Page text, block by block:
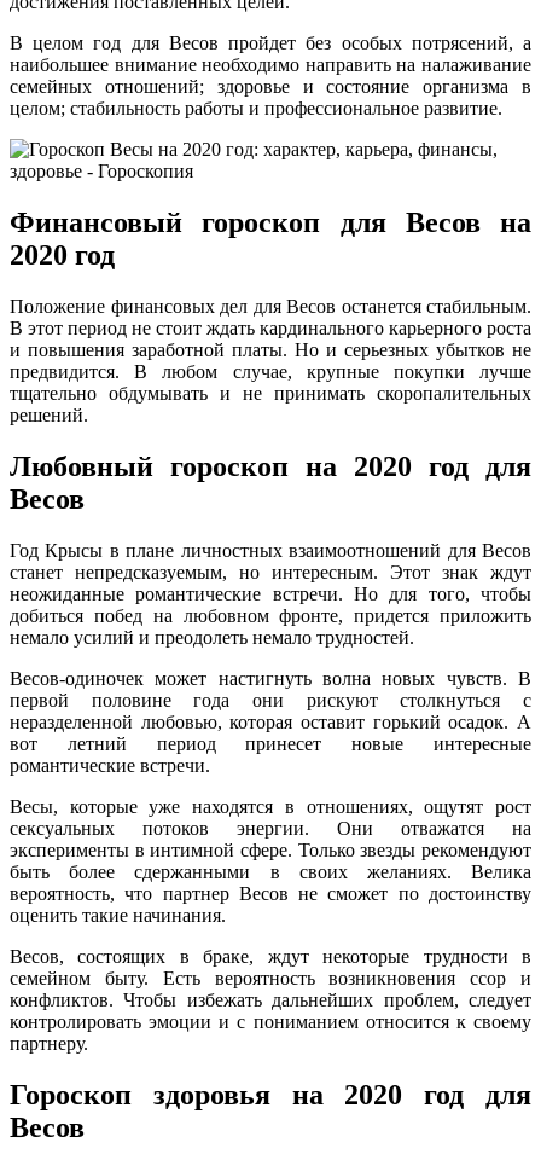
В целом год для Весов пройдет без особых потрясений, а
наибольшее внимание необходимо направить на налаживание
семейных отношений; здоровье и состояние организма в
целом; стабильность работы и профессиональное развитие.
Финансовый гороскоп для Весов на
2020 год
Положение финансовых дел для Весов останется стабильным.
В этот период не стоит ждать кардинального карьерного роста
и повышения заработной платы. Но и серьезных убытков не
предвидится. В любом случае, крупные покупки лучше
тщательно обдумывать и не принимать скоропалительных
решений.
Любовный гороскоп на 2020 год для
Весов
Год Крысы в плане личностных взаимоотношений для Весов
станет непредсказуемым, но интересным. Этот знак ждут
неожиданные романтические встречи. Но для того, чтобы
добиться побед на любовном фронте, придется приложить
немало усилий и преодолеть немало трудностей.
Весов-одиночек может настигнуть волна новых чувств. В
первой половине года они рискуют столкнуться с
неразделенной любовью, которая оставит горький осадок. А
вот летний период принесет новые интересные
романтические встречи.
Весы, которые уже находятся в отношениях, ощутят рост
сексуальных потоков энергии. Они отважатся на
эксперименты в интимной сфере. Только звезды рекомендуют
быть более сдержанными в своих желаниях. Велика
вероятность, что партнер Весов не сможет по достоинству
оценить такие начинания.
Весов, состоящих в браке, ждут некоторые трудности в
семейном быту. Есть вероятность возникновения ссор и
конфликтов. Чтобы избежать дальнейших проблем, следует
контролировать эмоции и с пониманием относится к своему
партнеру.
Гороскоп здоровья на 2020 год для
Весов